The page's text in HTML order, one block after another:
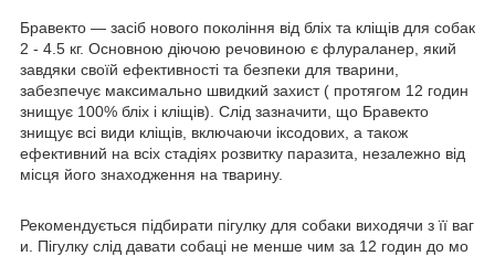
Бравекто ― засіб нового покоління від бліх та кліщів для собак
2 - 4.5 кг. Основною діючою речовиною є флураланер, який
завдяки своїй ефективності та безпеки для тварини,
забезпечує максимально швидкий захист ( протягом 12 годин
знищує 100% бліх і кліщів). Слід зазначити, що Бравекто
знищує всі види кліщів, включаючи іксодових, а також
ефективний на всіх стадіях розвитку паразита, незалежно від
місця його знаходження на тварину.
Рекомендується підбирати пігулку для собаки виходячи з її ваг
и. Пігулку слід давати собаці не менше чим за 12 годин до мо